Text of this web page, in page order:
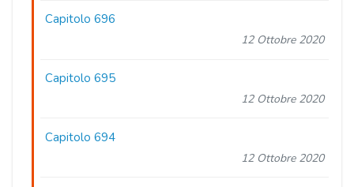
Capitolo 696
12 Ottobre 2020
Capitolo 695
12 Ottobre 2020
Capitolo 694
12 Ottobre 2020